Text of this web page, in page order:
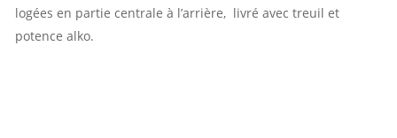
logées en partie centrale à l’arrière, livré avec treuil et
potence alko.